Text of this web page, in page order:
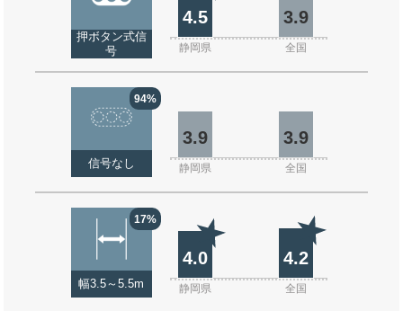
押ボタン式信
号
4.5 3.9
静岡県 全国
94%
信号なし
3.9 3.9
静岡県 全国
17%
幅3.5～5.5m
4.0 4.2
静岡県 全国